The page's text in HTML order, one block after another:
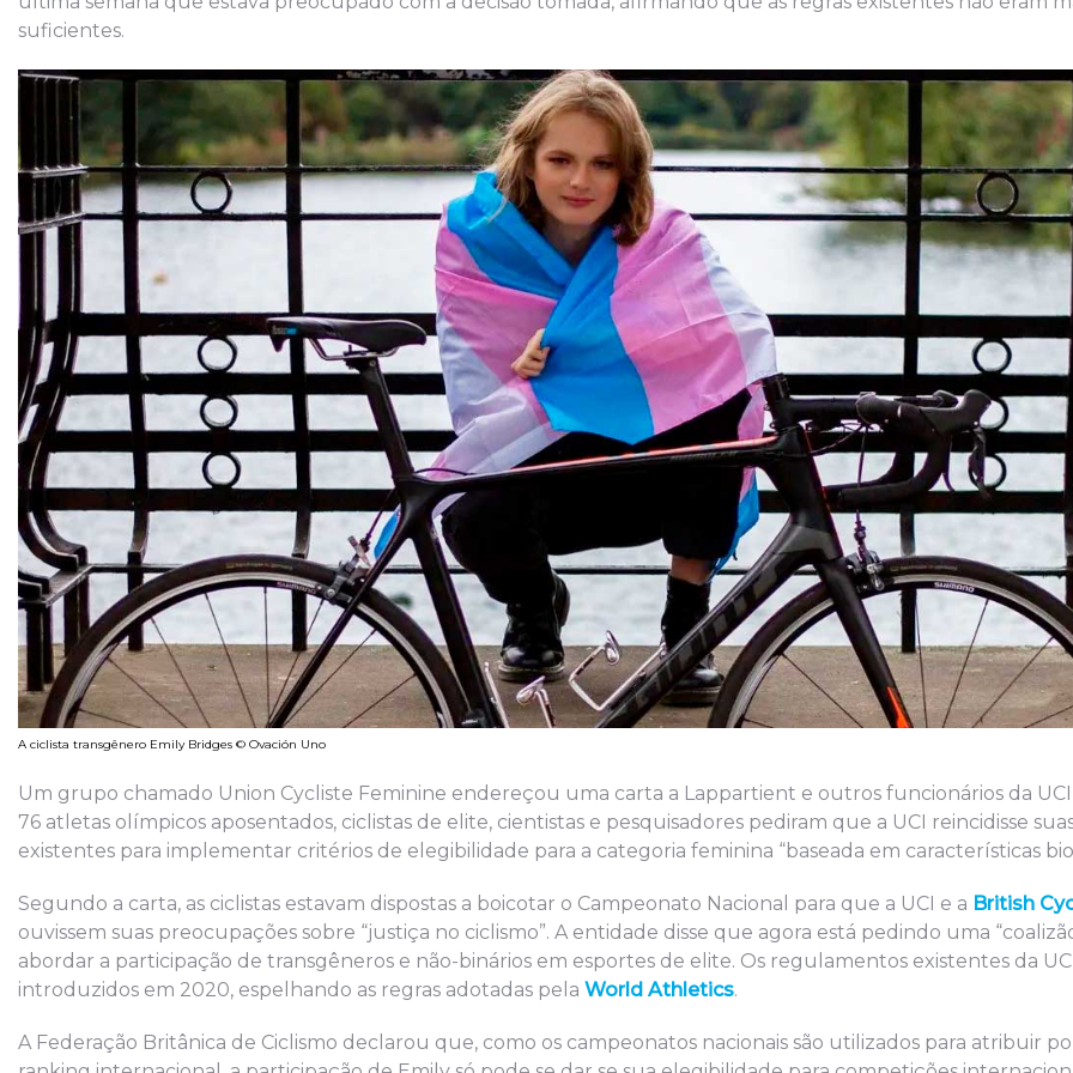
suficientes.
A ciclista transgênero Emily Bridges © Ovación Uno
Um grupo chamado Union Cycliste Feminine endereçou uma carta a Lappartient e outros funcionários da UCI
76 atletas olímpicos aposentados, ciclistas de elite, cientistas e pesquisadores pediram que a UCI reincidisse
existentes para implementar critérios de elegibilidade para a categoria feminina “baseada em características
Segundo a carta, as ciclistas estavam dispostas a boicotar o Campeonato Nacional para que a UCI e a British
ouvissem suas preocupações sobre “justiça no ciclismo”. A entidade disse que agora está pedindo uma
abordar a participação de transgêneros e não-binários em esportes de elite. Os regulamentos existentes da
introduzidos em 2020, espelhando as regras adotadas pela World Athletics.
A Federação Britânica de Ciclismo declarou que, como os campeonatos nacionais são utilizados para atribuir